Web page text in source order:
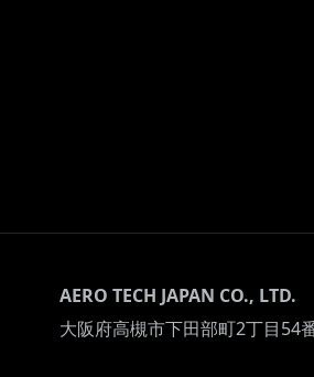
AERO TECH JAPAN CO., LTD.
大阪府高槻市下田部町2丁目54